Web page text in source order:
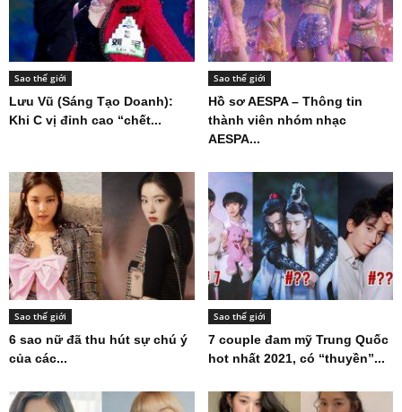
Sao thế giới
Lưu Vũ (Sáng Tạo Doanh):
Khi C vị đỉnh cao “chết...
Sao thế giới
Hồ sơ AESPA – Thông tin
thành viên nhóm nhạc
AESPA...
Sao thế giới
6 sao nữ đã thu hút sự chú ý
của các...
Sao thế giới
7 couple đam mỹ Trung Quốc
hot nhất 2021, có “thuyền”...